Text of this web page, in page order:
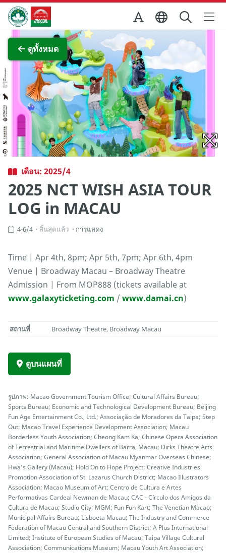
Skip to Main Content
สำนักงานการท่องเที่ยวของรัฐบาลมาเก๊า
ดูทั้งหมด
ภาพขยาย
เดือน: 2025/4
2025 NCT WISH ASIA TOUR
LOG in MACAU
4-6/4 สิ้นสุดแล้ว การแสดง
Time | Apr 4th, 8pm; Apr 5th, 7pm; Apr 6th, 4pm
Venue | Broadway Macau – Broadway Theatre
Admission | From MOP888 (tickets available at
www.galaxyticketing.com / www.damai.cn)
สถานที่ Broadway Theatre, Broadway Macau
ดูบนแผนที่
รูปภาพ: Macao Government Tourism Office; Cultural Affairs Bureau;
Sports Bureau; Economic and Technological Development Bureau; Beijing
Fun Age Entertainment Co., Ltd.; Associação de Moradores da Taipa; Step
Out; Macao Travel Experience Development Association; Macau
Borderless Youth Association; Cheong Kam Ka; Chinese Opera Association
of Terrestrial and Maritime Dwellers of Barra, Macau; Dirks Theatre Arts
Association; General Association of Macau Myanmar Overseas Chinese;
Hwa’s Gallery (Macau); Hold On to Hope Project; Creative Industries
Promotion Association of St. Lazarus Church District; Macao Illustrators
Association; Macao Museum of Art; Centro de Cultura e Artes
Performativas Cardeal Newman de Macau; CAC - Círculo dos Amigos da
Cultura de Macau; Studio City; MGM; Fun Fun Kart; The Venetian Macao;
Municipal Affairs Bureau; Lisboeta Macau; The Industry and Commerce
Federation of Macau Central and Southern District; A Plus International
Limited; Institute of European Studies of Macau; Taipa Village Cultural
Association; Communications Museum; Macau Youth Art Association;